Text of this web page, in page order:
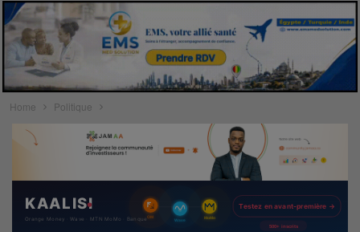
Home Politique